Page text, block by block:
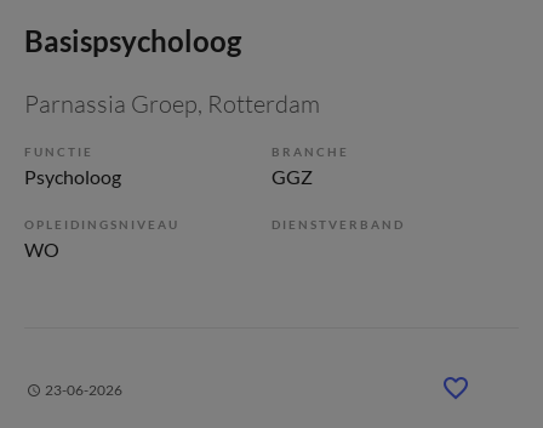
Basispsycholoog
Parnassia Groep, Rotterdam
FUNCTIE
Psycholoog
BRANCHE
GGZ
OPLEIDINGSNIVEAU
WO
DIENSTVERBAND
23-06-2026